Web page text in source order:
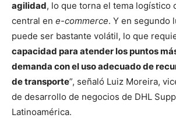
agilidad, lo que torna el tema logístico
central en e-commerce. Y en segundo
puede ser bastante volátil, lo que
capacidad para atender los puntos
demanda con el uso adecuado de
de transporte”, señaló Luiz Moreira,
de desarrollo de negocios de DHL
Latinoamérica.